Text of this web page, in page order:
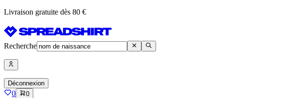
Livraison gratuite dès 80 €
Recherche
Déconnexion
0 0